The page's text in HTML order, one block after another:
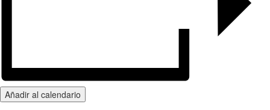
Añadir al calendario